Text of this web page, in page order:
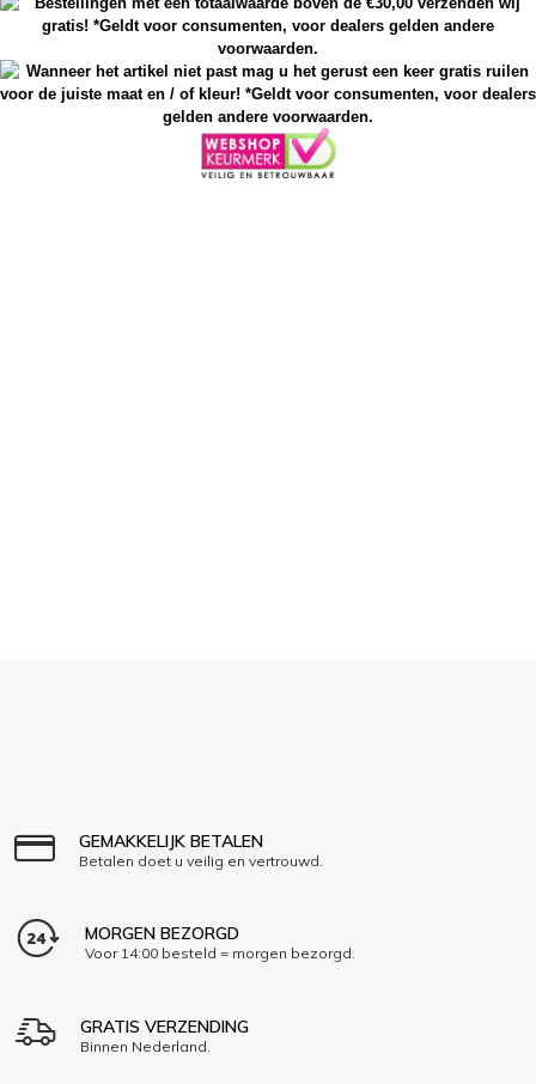
GEMAKKELIJK BETALEN
Betalen doet u veilig en vertrouwd.
MORGEN BEZORGD
Voor 14:00 besteld = morgen bezorgd.
GRATIS VERZENDING
Binnen Nederland.